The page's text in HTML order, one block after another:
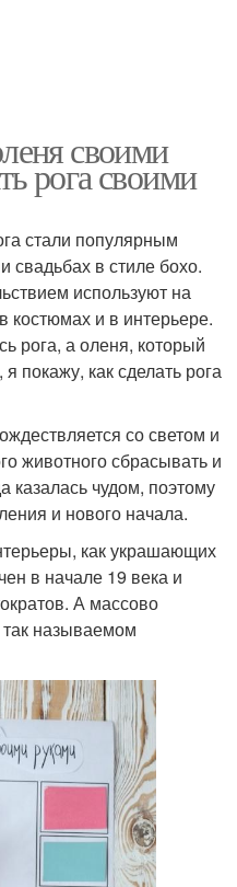
своими
рога своими
стали популярным
свадьбах в стиле бохо.
используют на
костюмах и в интерьере.
рога, а оленя, который
покажу, как сделать рога
со светом и
животного сбрасывать и
казалась чудом, поэтому
и нового начала.
как украшающих
в начале 19 века и
А массово
так называемом